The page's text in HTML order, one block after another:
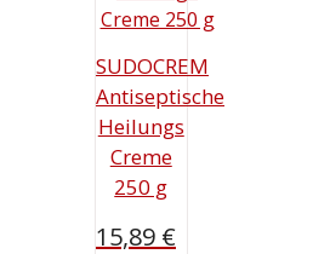
SUDOCREM
Antiseptische
Heilungs
Creme
250 g
15,89 €